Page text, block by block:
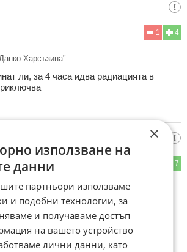
4
1
Харсъзина":
ли, за 4 часа идва радиацията в
7
.
.
×
използване на
данни
партньори използваме
и подобни технологии, за
и получаваме достъп
на вашето устройство
лични данни, като